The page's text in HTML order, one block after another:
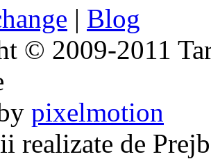
| Blog
© 2009-2011
pixelmotion
realizate de